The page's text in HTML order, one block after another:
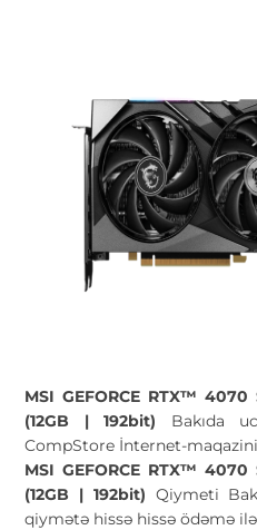
MSI GEFORCE RTX™
(12GB | 192bit) Bakıda
CompStore İnternet-
MSI GEFORCE RTX™
(12GB | 192bit) Qiymeti
qiymətə hissə hissə ödəmə